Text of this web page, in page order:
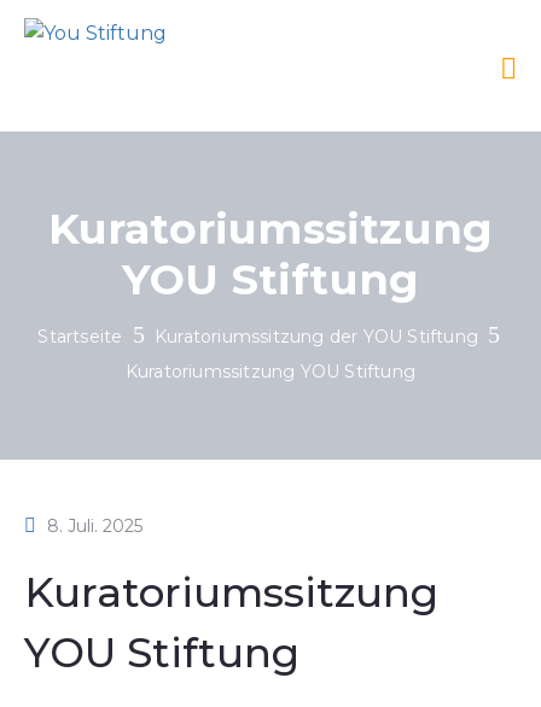
Kuratoriumssitzung
YOU Stiftung
Startseite
Kuratoriumssitzung der YOU Stiftung
Kuratoriumssitzung YOU Stiftung
8. Juli. 2025
Kuratoriumssitzung
YOU Stiftung